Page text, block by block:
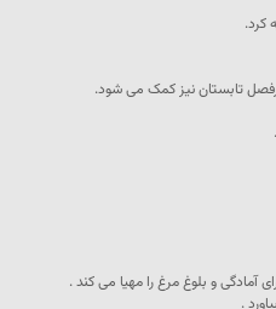
آمادگی و بلوغ مرغ را مهیا می کند .
.